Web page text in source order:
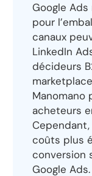
Google
pour
canaux
LinkedIn
décideurs
acheteurs
coûts plus
conversion
Google